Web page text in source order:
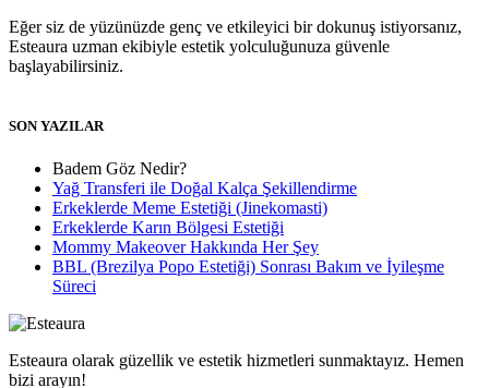
Eğer siz de yüzünüzde genç ve etkileyici bir dokunuş istiyorsanız,
Esteaura uzman ekibiyle estetik yolculuğunuza güvenle
başlayabilirsiniz.
SON YAZILAR
Badem Göz Nedir?
Yağ Transferi ile Doğal Kalça Şekillendirme
Erkeklerde Meme Estetiği (Jinekomasti)
Erkeklerde Karın Bölgesi Estetiği
Mommy Makeover Hakkında Her Şey
BBL (Brezilya Popo Estetiği) Sonrası Bakım ve İyileşme
Süreci
Esteaura olarak güzellik ve estetik hizmetleri sunmaktayız. Hemen
bizi arayın!